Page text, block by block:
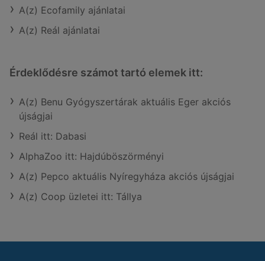
A(z) Ecofamily ajánlatai
A(z) Reál ajánlatai
Érdeklődésre számot tartó elemek itt:
A(z) Benu Gyógyszertárak aktuális Eger akciós
újságjai
Reál itt: Dabasi
AlphaZoo itt: Hajdúböszörményi
A(z) Pepco aktuális Nyíregyháza akciós újságjai
A(z) Coop üzletei itt: Tállya